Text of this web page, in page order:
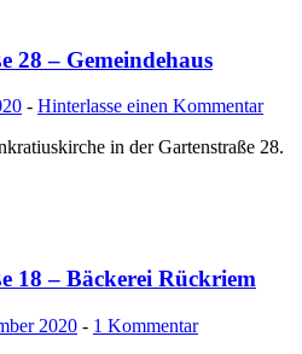
28 – Gemeindehaus
- Hinterlasse einen Kommentar
in der Gartenstraße 28.
18 – Bäckerei Rückriem
2020 - 1 Kommentar